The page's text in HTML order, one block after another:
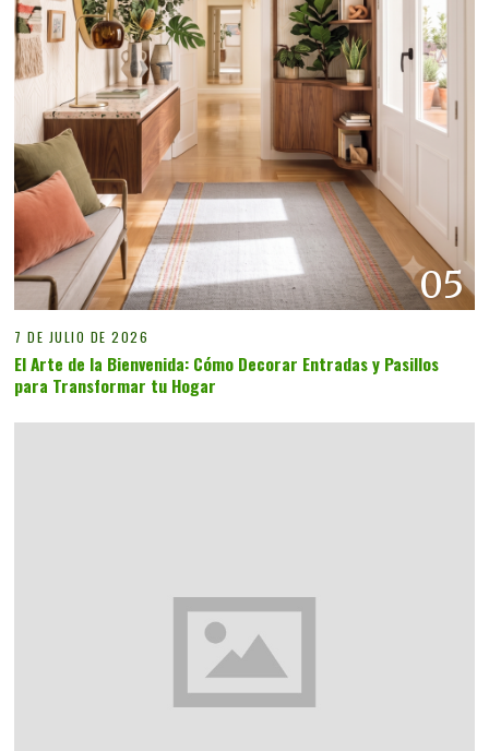
05
7 DE JULIO DE 2026
El Arte de la Bienvenida: Cómo Decorar Entradas y Pasillos
para Transformar tu Hogar